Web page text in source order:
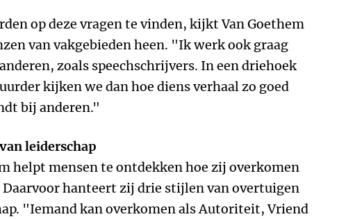
op deze vragen te vinden, kijkt Van Goethem
van vakgebieden heen. "Ik werk ook graag
zoals speechschrijvers. In een driehoek
kijken we dan hoe diens verhaal zo goed
bij anderen."
leiderschap
helpt mensen te ontdekken hoe zij overkomen
Daarvoor hanteert zij drie stijlen van overtuigen
"Iemand kan overkomen als Autoriteit, Vriend